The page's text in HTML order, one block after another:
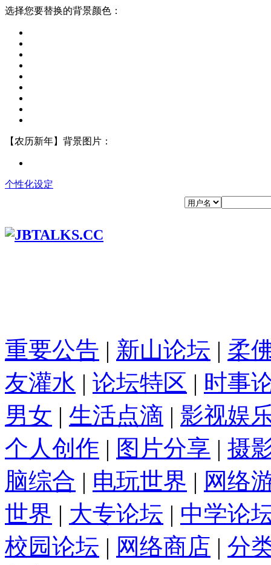
选择您要替换的背景颜色：
【农历新年】背景图片：
个性化设定
重要公告 | 新山论坛 | 柔
友灌水 | 论坛特区 | 时事
男女 | 生活点滴 | 影视娱
个人创作 | 图片分享 | 摄
脑综合 | 电玩世界 | 网络
世界 | 大专论坛 | 中学论
校园论坛 | 网络商店 | 分